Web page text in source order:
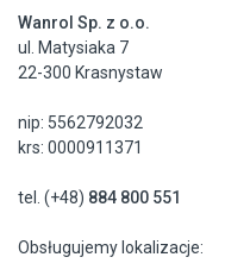
Wanrol Sp. z o.o.
ul. Matysiaka 7
22-300 Krasnystaw
nip: 5562792032
krs: 0000911371
tel. (+48) 884 800 551
Obsługujemy lokalizacje: